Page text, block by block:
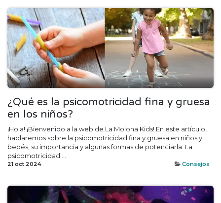
¿Qué es la psicomotricidad fina y gruesa
en los niños?
¡Hola! ¡Bienvenido a la web de La Molona Kids! En este artículo,
hablaremos sobre la psicomotricidad fina y gruesa en niños y
bebés, su importancia y algunas formas de potenciarla. La
psicomotricidad ...
21 oct 2024 Consejos